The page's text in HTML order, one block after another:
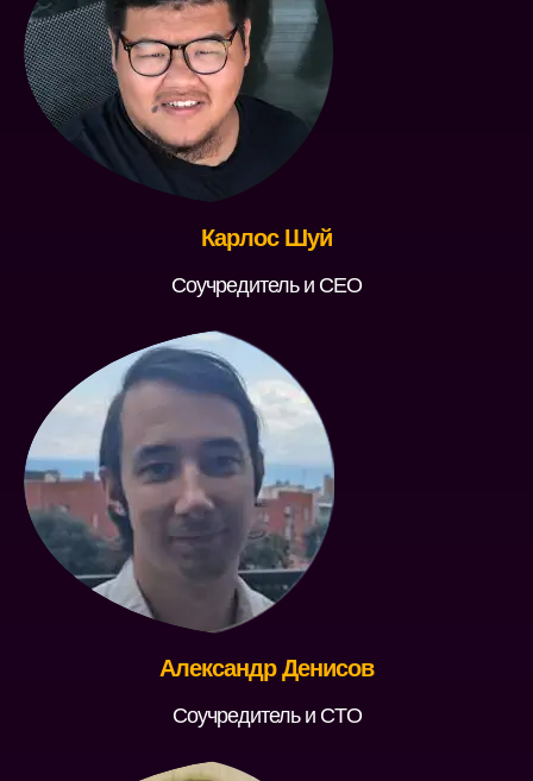
Карлос Шуй
Соучредитель и CEO
Александр Денисов
Соучредитель и CTO